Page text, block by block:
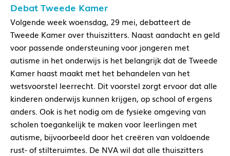
Debat Tweede Kamer
Volgende week woensdag, 29 mei, debatteert de
Tweede Kamer over thuiszitters. Naast aandacht en geld
voor passende ondersteuning voor jongeren met
autisme in het onderwijs is het belangrijk dat de Tweede
Kamer haast maakt met het behandelen van het
wetsvoorstel leerrecht. Dit voorstel zorgt ervoor dat alle
kinderen onderwijs kunnen krijgen, op school of ergens
anders. Ook is het nodig om de fysieke omgeving van
scholen toegankelijk te maken voor leerlingen met
autisme, bijvoorbeeld door het creëren van voldoende
rust- of stilteruimtes. De NVA wil dat alle thuiszitters